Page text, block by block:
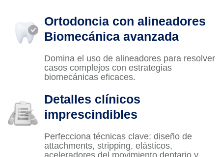
Ortodoncia con alineadores
Biomecánica avanzada
Domina el uso de alineadores para resolver
casos complejos con estrategias
biomecánicas eficaces.
Detalles clínicos
imprescindibles
Perfecciona técnicas clave: diseño de
attachments, stripping, elásticos,
aceleradores del movimiento dentario y